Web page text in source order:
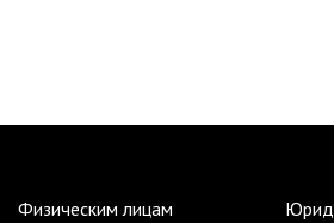
Физическим лицам